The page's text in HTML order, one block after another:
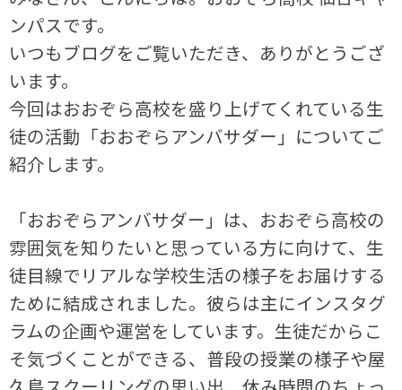
ンパスです。
いつもブログをご覧いただき、ありがとうござ
います。
今回はおおぞら高校を盛り上げてくれている生
徒の活動「おおぞらアンバサダー」についてご
紹介します。
「おおぞらアンバサダー」は、おおぞら高校の
雰囲気を知りたいと思っている方に向けて、生
徒目線でリアルな学校生活の様子をお届けする
ために結成されました。彼らは主にインスタグ
ラムの企画や運営をしています。生徒だからこ
そ気づくことができる、普段の授業の様子や屋